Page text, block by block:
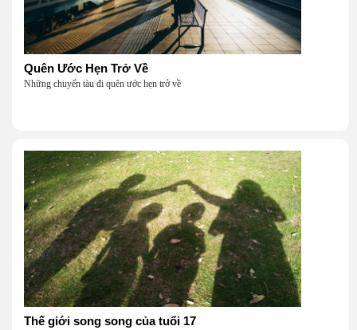
Quên Ước Hẹn Trở Về
Những chuyến tàu đi quên ước hẹn trở về
Thế giới song song của tuổi 17